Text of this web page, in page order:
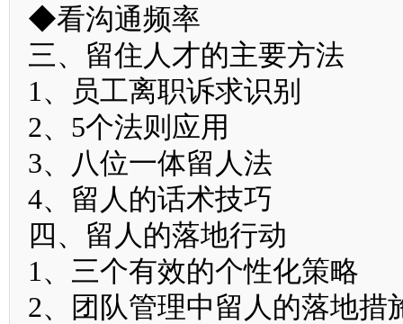
◆看沟通频率
三、留住人才的主要方法
1、员工离职诉求识别
2、5个法则应用
3、八位一体留人法
4、留人的话术技巧
四、留人的落地行动
1、三个有效的个性化策略
2、团队管理中留人的落地措